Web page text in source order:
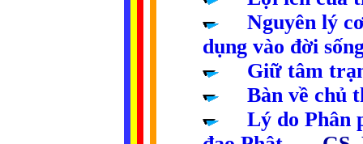
Nguyên lý
dụng vào đời
Giữ tâm
Bàn về chủ
Lý do Phân